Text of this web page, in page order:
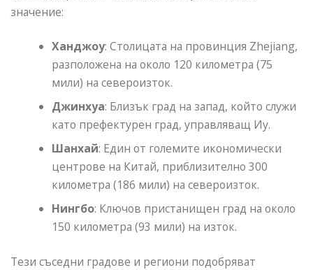
значение:
Ханджоу: Столицата на провинция Zhejiang,
разположена на около 120 километра (75
мили) на североизток.
Джинхуа: Близък град на запад, който служи
като префектурен град, управляващ Иу.
Шанхай: Един от големите икономически
центрове на Китай, приблизително 300
километра (186 мили) на североизток.
Нингбо: Ключов пристанищен град на около
150 километра (93 мили) на изток.
Тези съседни градове и региони подобряват